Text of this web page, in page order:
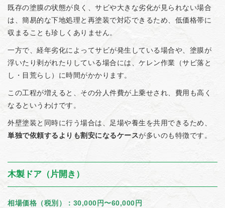
既存の塗膜の状態が良く、サビや大きな劣化が見られない場合
は、簡易的な下地処理と再塗装で対応できるため、低価格帯に
収まることも珍しくありません。
一方で、経年劣化によってサビが発生している場合や、塗膜が
浮いたり剥がれたりしている場合には、ケレン作業（サビ落と
し・目荒らし）に時間がかかります。
この工程が増えると、その分人件費が上乗せされ、費用も高く
なるというわけです。
外壁塗装と同時に行う場合は、足場や養生を共用できるため、
単独で依頼するよりも割安になるケースが多いのも特徴です。
木製ドア（片開き）
相場価格（税別）：30,000円〜60,000円